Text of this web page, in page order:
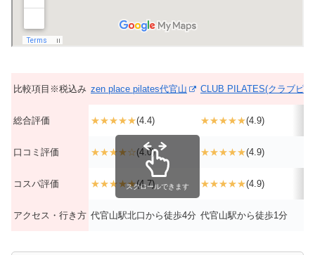
比較項目※税込み zen place pilates代官山 CLUB PILATES(クラブピ
総合評価 ★★★★★(4.4) ★★★★★(4.9)
口コミ評価 ★★★★☆(4.0) ★★★★★(4.9)
コスパ評価 ★★★★★(4.7) ★★★★★(4.9)
アクセス・行き方 代官山駅北口から徒歩4分 代官山駅から徒歩1分
スクロールできます